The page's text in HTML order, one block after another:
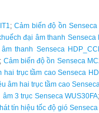
; Cảm biến độ ồn
đại âm thanh Senseca
thanh Senseca
; Cảm biến độ ồn Senseca
hai trục tầm cao Senseca
âm hai trục tầm cao
3 trục Senseca WUS30FA;
tín hiệu tốc độ gió